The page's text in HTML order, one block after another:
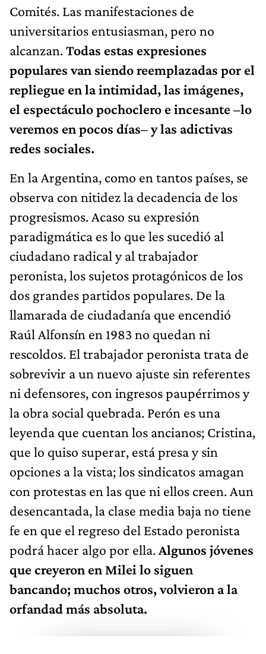
Comités. Las manifestaciones de
universitarios entusiasman, pero no
alcanzan.Todas estas expresiones
populares van siendo reemplazadas por el
repliegue en la intimidad, las imágenes,
el espectáculo pochoclero e incesante –lo
veremos en pocos días– y las adictivas
redes sociales.
En la Argentina, como en tantos países, se
observa con nitidez la decadencia de los
progresismos. Acaso su expresión
paradigmática es lo que les sucedió al
ciudadano radical y al trabajador
peronista, los sujetos protagónicos de los
dos grandes partidos populares. De la
llamarada de ciudadanía que encendió
Raúl Alfonsín en 1983 no quedan ni
rescoldos. El trabajador peronista trata de
sobrevivir a un nuevo ajuste sin referentes
ni defensores, con ingresos paupérrimos y
la obra social quebrada. Perón es una
leyenda que cuentan los ancianos; Cristina,
que lo quiso superar, está presa y sin
opciones a la vista; los sindicatos amagan
con protestas en las que ni ellos creen. Aun
desencantada, la clase media baja no tiene
fe en que el regreso del Estado peronista
podrá hacer algo por ella.Algunos jóvenes
que creyeron en Milei lo siguen
bancando; muchos otros, volvieron a la
orfandad más absoluta.